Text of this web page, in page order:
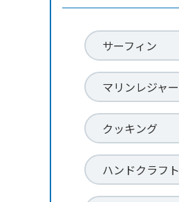
サーフィン
マリンレジャー
クッキング
ハンドクラフト